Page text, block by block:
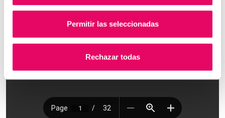
Permitir las seleccionadas
Rechazar todas